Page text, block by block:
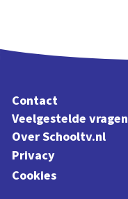
Contact
Veelgestelde vragen
Over Schooltv.nl
Privacy
Cookies